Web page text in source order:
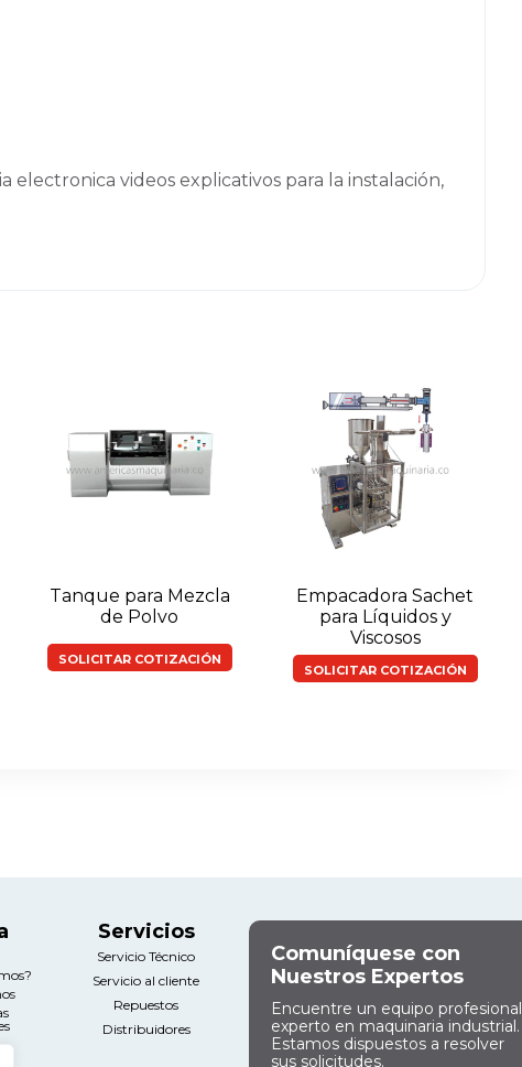
electronica videos explicativos para la instalación,
Tanque para Mezcla
de Polvo
SOLICITAR COTIZACIÓN
Empacadora Sachet
para Líquidos y
Viscosos
SOLICITAR COTIZACIÓN
Servicios
Servicio Técnico
Servicio al cliente
Repuestos
Distribuidores
Comuníquese con
Nuestros Expertos
Encuentre un equipo profesional
experto en maquinaria industrial.
Estamos dispuestos a resolver
sus solicitudes.